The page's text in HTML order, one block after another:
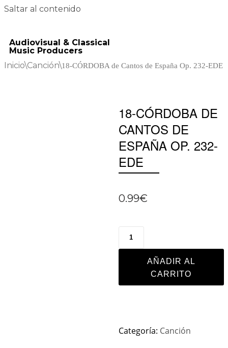
Saltar al contenido
Audiovisual & Classical
Music Producers
Inicio\Canción\18-CÓRDOBA de Cantos de España Op. 232-EDE
18-CÓRDOBA DE
CANTOS DE
ESPAÑA OP. 232-
EDE
0.99€
AÑADIR AL
CARRITO
Categoría: Canción